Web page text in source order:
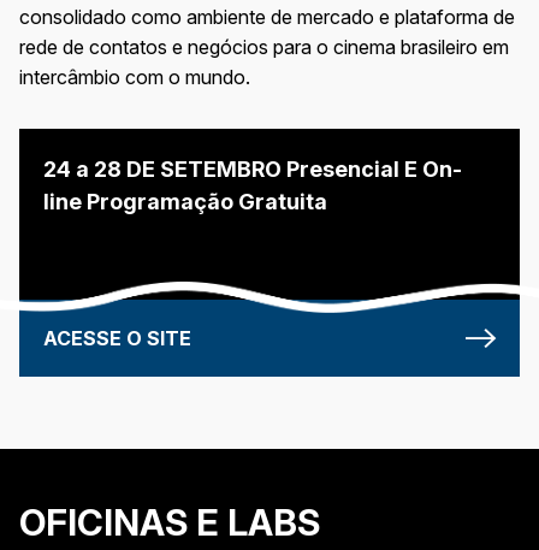
consolidado como ambiente de mercado e plataforma de
rede de contatos e negócios para o cinema brasileiro em
intercâmbio com o mundo.
24 a 28 DE SETEMBRO Presencial E On-
line Programação Gratuita
ACESSE O SITE
OFICINAS E LABS